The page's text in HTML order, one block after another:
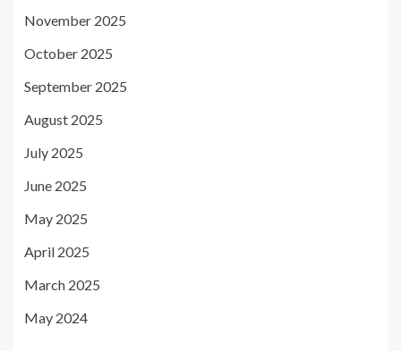
November 2025
October 2025
September 2025
August 2025
July 2025
June 2025
May 2025
April 2025
March 2025
May 2024